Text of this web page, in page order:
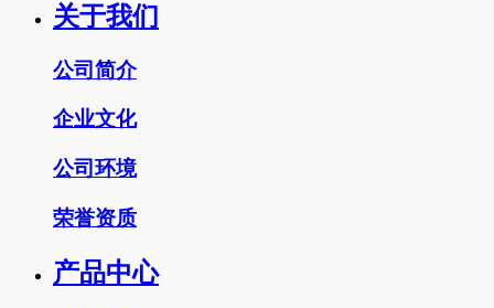
关于我们
公司简介
企业文化
公司环境
荣誉资质
产品中心